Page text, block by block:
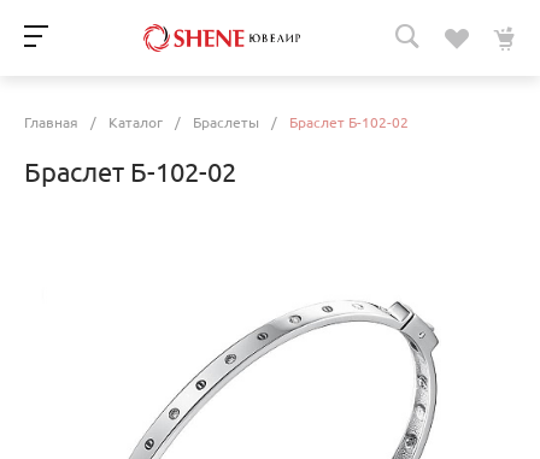
Главная / Каталог / Браслеты / Браслет Б-102-02
Браслет Б-102-02